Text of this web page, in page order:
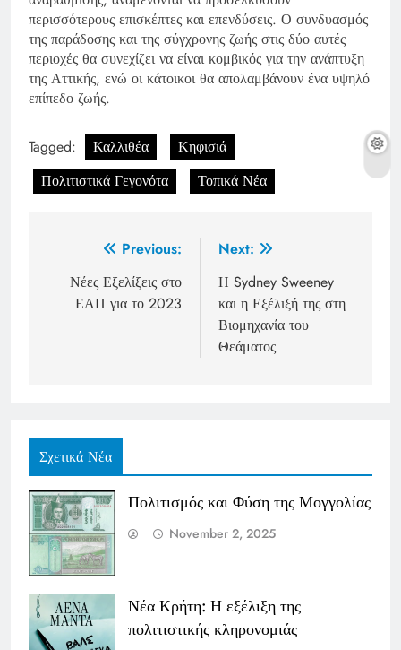
περισσότερους επισκέπτες και επενδύσεις. Ο συνδυασμός
της παράδοσης και της σύγχρονης ζωής στις δύο αυτές
περιοχές θα συνεχίζει να είναι κομβικός για την ανάπτυξη
της Αττικής, ενώ οι κάτοικοι θα απολαμβάνουν ένα υψηλό
επίπεδο ζωής.
Tagged: Καλλιθέα
Κηφισιά
Πολιτιστικά Γεγονότα
Τοπικά Νέα
navigation
Previous:
Νέες Εξελίξεις στο
ΕΑΠ για το 2023
Next:
Η Sydney Sweeney
και η Εξέλιξή της στη
Βιομηχανία του
Θεάματος
Σχετικά Νέα
Πολιτισμός και Φύση της Μογγολίας
November 2, 2025
Νέα Κρήτη: Η εξέλιξη της
πολιτιστικής κληρονομιάς